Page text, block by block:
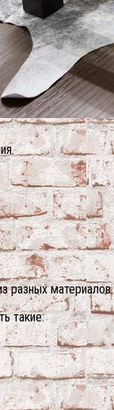
разных материалов.
такие: